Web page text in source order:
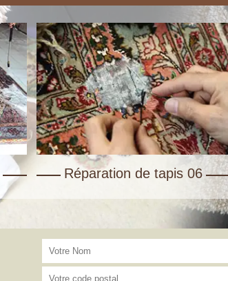
Réparation de tapis 06